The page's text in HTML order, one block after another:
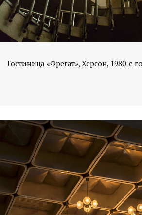
Гостиница «Фрегат», Херсон, 1980-е